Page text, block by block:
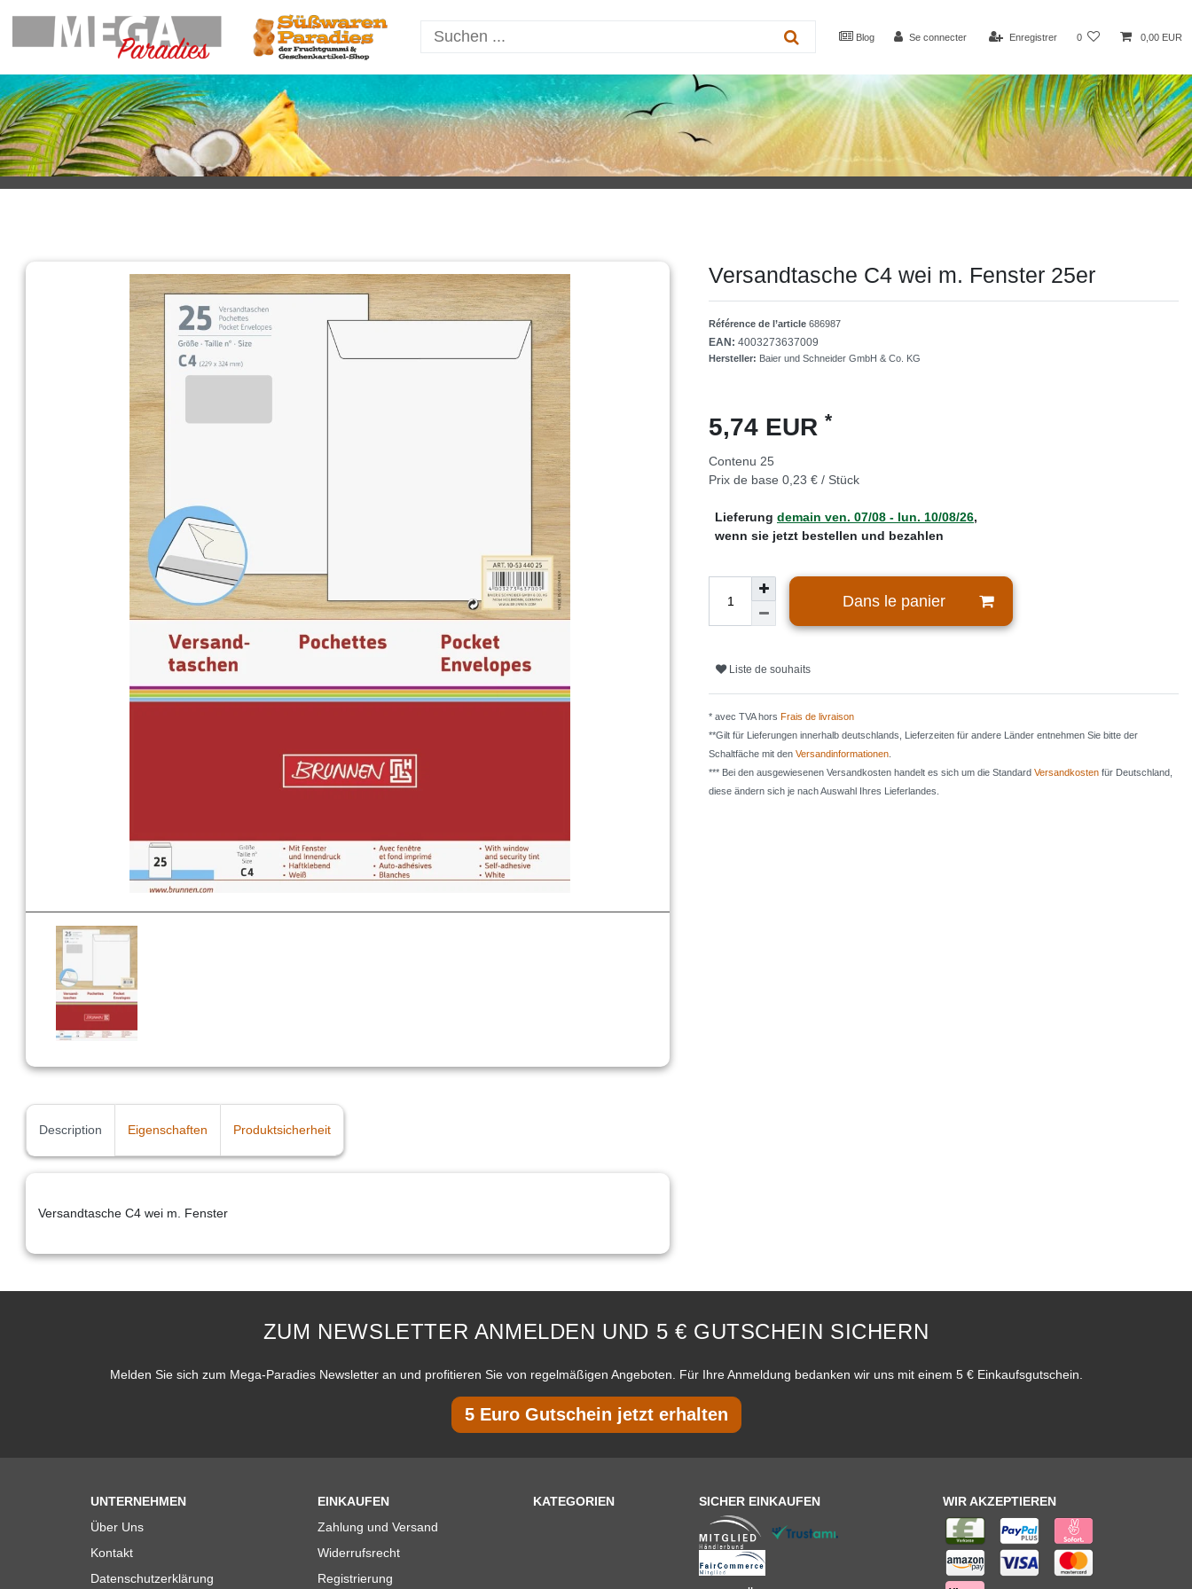
Blog Se connecter Enregistrer 0 0,00 EUR
Versandtasche C4 wei m. Fenster 25er
Référence de l’article 686987
EAN: 4003273637009
Hersteller: Baier und Schneider GmbH & Co. KG
5,74 EUR *
Contenu 25
Prix de base 0,23 € / Stück
Lieferung demain ven. 07/08 - lun. 10/08/26,
wenn sie jetzt bestellen und bezahlen
Dans le panier
Liste de souhaits
* avec TVA hors Frais de livraison
**Gilt für Lieferungen innerhalb deutschlands, Lieferzeiten für andere Länder entnehmen Sie bitte der
Schaltfäche mit den Versandinformationen
*** Bei den ausgewiesenen Versandkosten handelt es sich um die Standard Versandkosten für Deutschland,
diese ändern sich je nach Auswahl Ihres Lieferlandes.
Description Eigenschaften Produktsicherheit
Versandtasche C4 wei m. Fenster
ZUM NEWSLETTER ANMELDEN UND 5 € GUTSCHEIN SICHERN
Melden Sie sich zum Mega-Paradies Newsletter an und profitieren Sie von regelmäßigen Angeboten. Für Ihre Anmeldung bedanken wir uns mit einem 5 € Einkaufsgutschein.
5 Euro Gutschein jetzt erhalten
UNTERNEHMEN
Über Uns
Kontakt
Datenschutzerklärung
EINKAUFEN
Zahlung und Versand
Widerrufsrecht
Registrierung
KATEGORIEN SICHER EINKAUFEN WIR AKZEPTIEREN